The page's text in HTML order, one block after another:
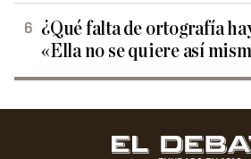
¿Qué falta de ortografía
«Ella no se quiere así